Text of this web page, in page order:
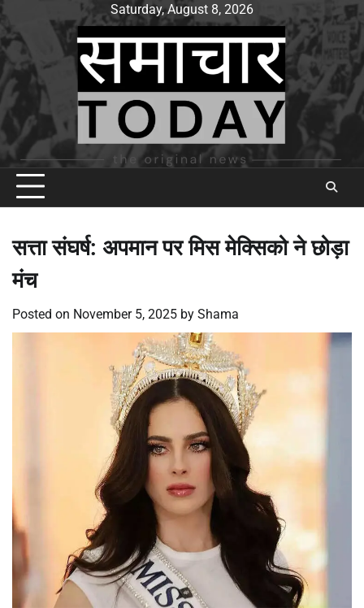
Skip
to
content
Saturday, August 8, 2026
सत्ता संघर्ष: अपमान पर मिस मेक्सिको ने छोड़ा
मंच
Posted on November 5, 2025 by Shama